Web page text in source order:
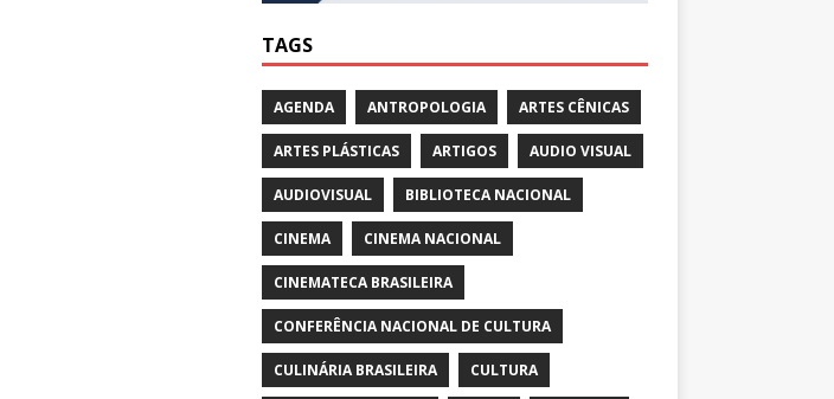
TAGS
AGENDA ANTROPOLOGIA ARTES CÊNICAS
ARTES PLÁSTICAS ARTIGOS AUDIO VISUAL
AUDIOVISUAL BIBLIOTECA NACIONAL
CINEMA CINEMA NACIONAL
CINEMATECA BRASILEIRA
CONFERÊNCIA NACIONAL DE CULTURA
CULINÁRIA BRASILEIRA CULTURA